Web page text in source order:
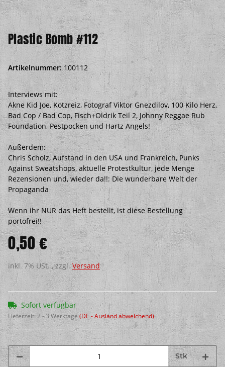
Plastic Bomb #112
Artikelnummer:100112
Interviews mit:
Akne Kid Joe, Kotzreiz, Fotograf Viktor Gnezdilov, 100 Kilo Herz,
Bad Cop / Bad Cop, Fisch+Oldrik Teil 2, Johnny Reggae Rub
Foundation, Pestpocken und Hartz Angels!
Außerdem:
Chris Scholz, Aufstand in den USA und Frankreich, Punks
Against Sweatshops, aktuelle Protestkultur, jede Menge
Rezensionen und, wieder da!!: Die wunderbare Welt der
Propaganda
Wenn ihr NUR das Heft bestellt, ist diese Bestellung
portofrei!!
0,50 €
inkl. 7% USt. , zzgl.Versand
Sofort verfügbar
Lieferzeit: 2 - 3 Werktage(DE - Ausland abweichend)
Stk